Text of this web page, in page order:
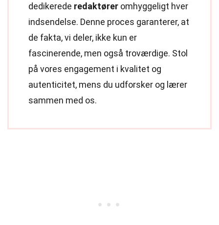
dedikerede redaktører omhyggeligt hver
indsendelse. Denne proces garanterer, at
de fakta, vi deler, ikke kun er
fascinerende, men også troværdige. Stol
på vores engagement i kvalitet og
autenticitet, mens du udforsker og lærer
sammen med os.